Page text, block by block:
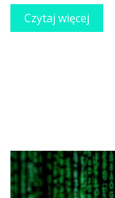
Czytaj więcej